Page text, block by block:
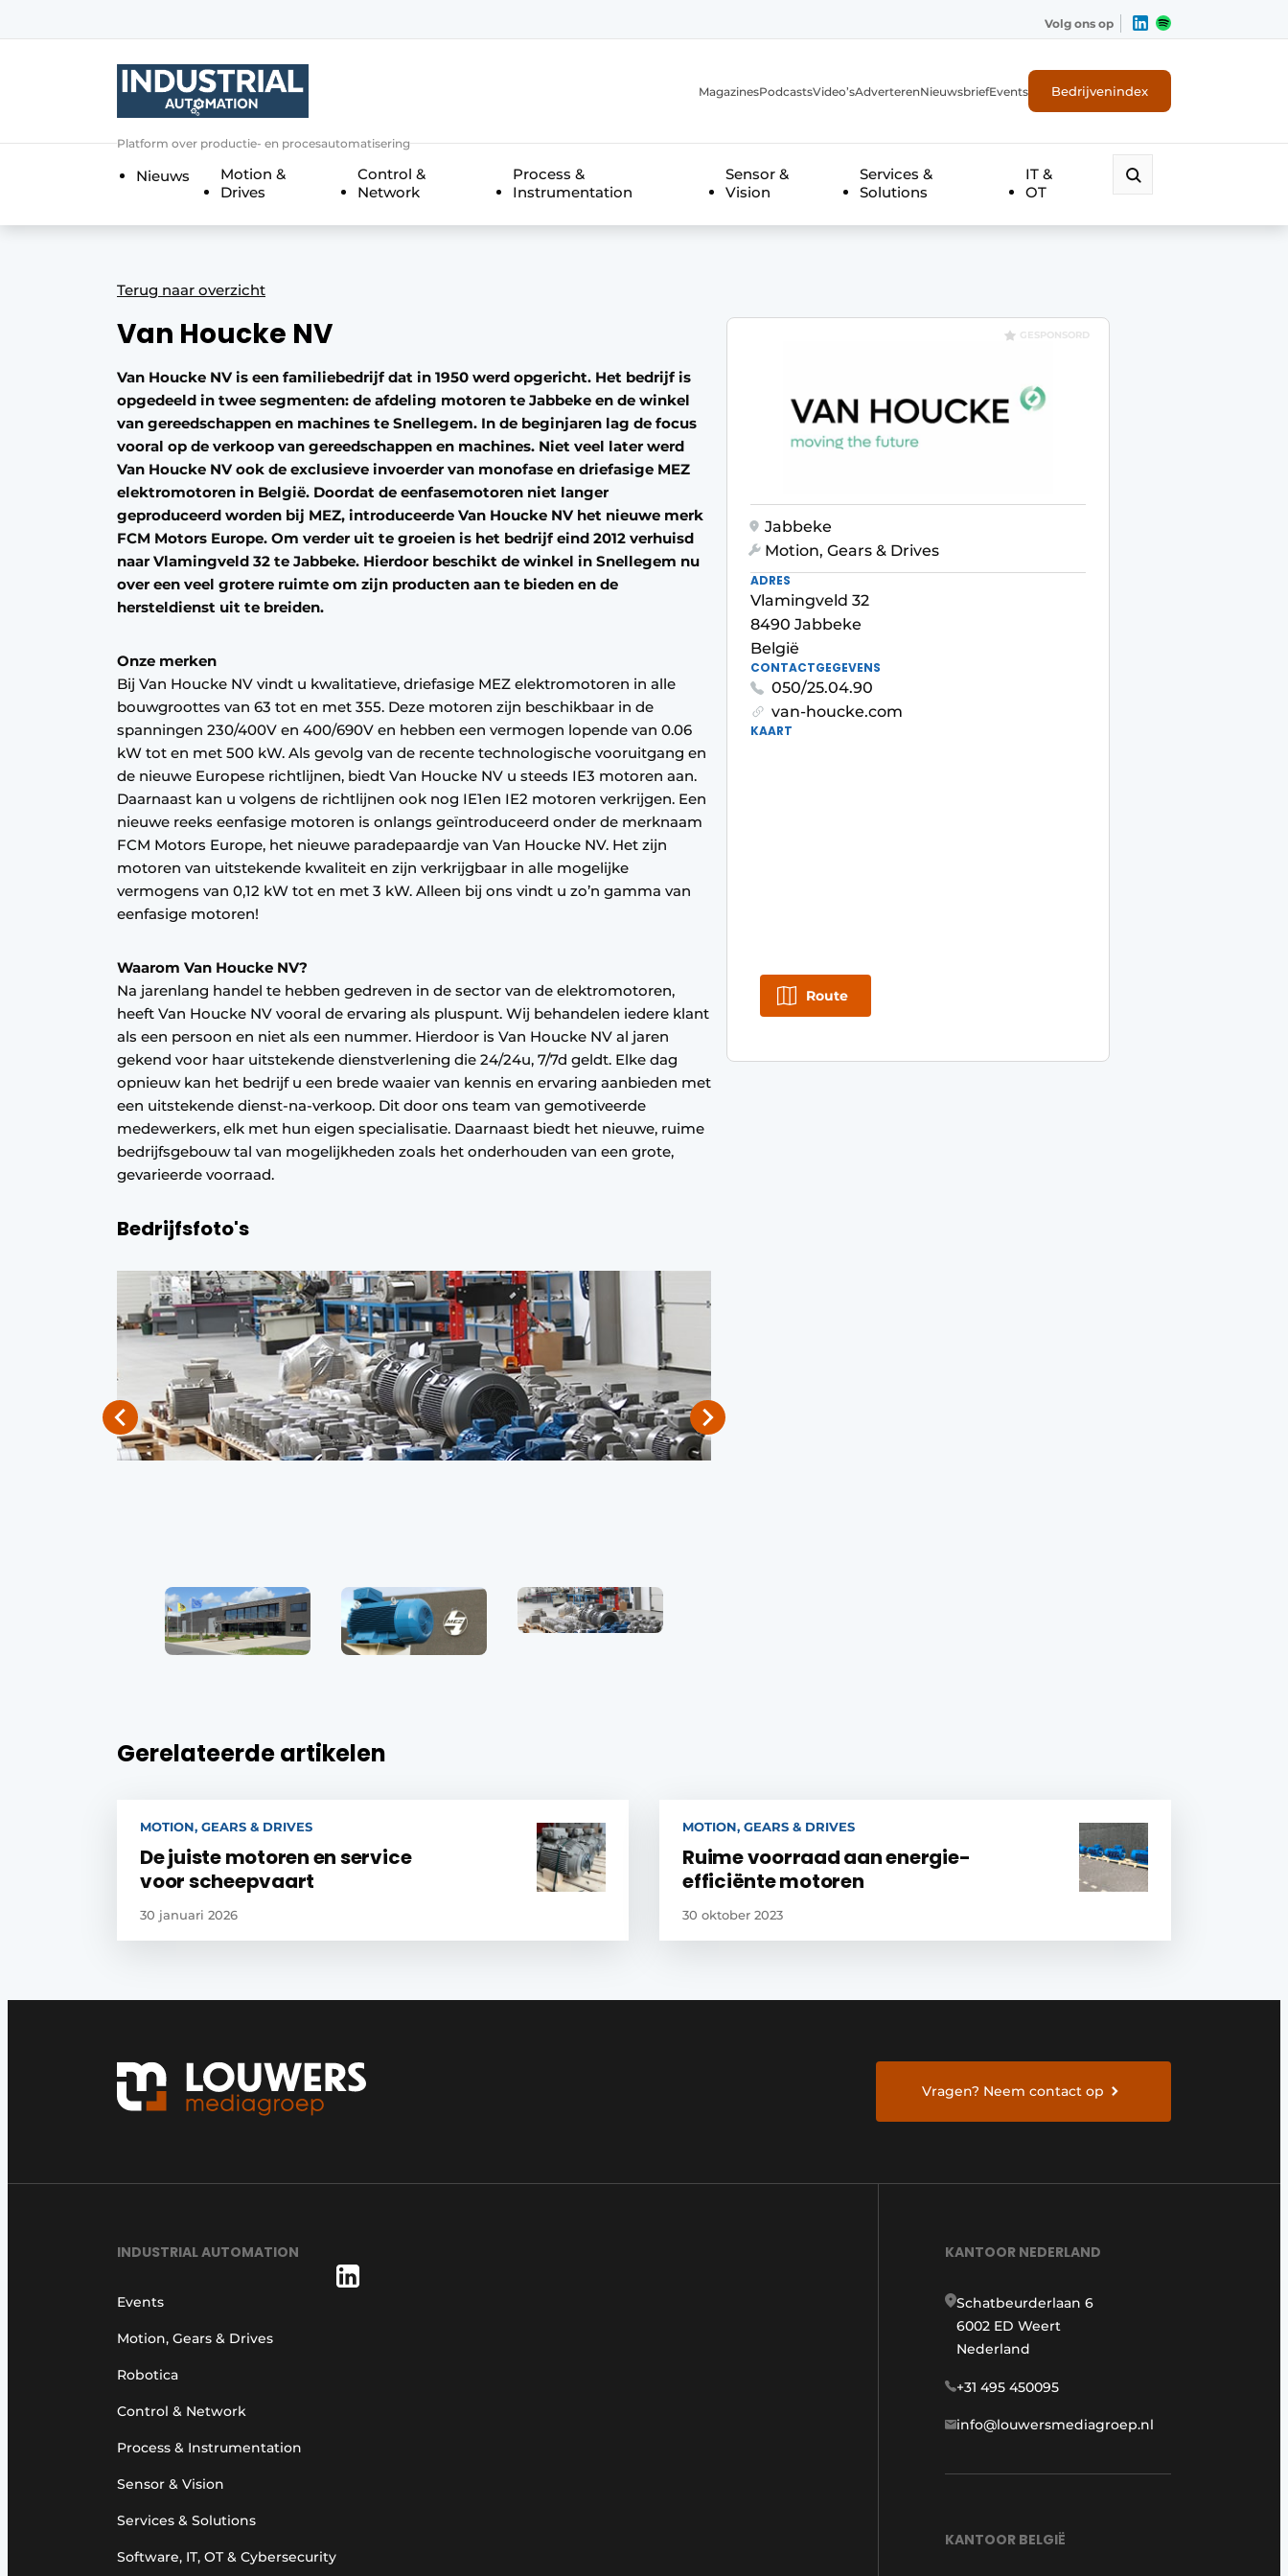
Algemene voorwaarden
Contact
Direct contact
Evenement aanmelden
Home
Nieuwsbrief
Podcasts
Privacy / Cookie statement
Vacature aanmelden
Vacatures
Video’s
Volg ons op
Platform over productie- en procesautomatisering
MagazinesPodcastsVideo’sAdverterenNieuwsbriefEvents Bedrijvenindex
Nieuws
Motion &
Drives
Control &
Network
Process &
Instrumentation
Sensor &
Vision
Services &
Solutions
IT &
OT
Terug naar overzicht
Van Houcke NV
Van Houcke NV is een familiebedrijf dat in 1950 werd opgericht. Het bedrijf is
opgedeeld in twee segmenten: de afdeling motoren te Jabbeke en de winkel
van gereedschappen en machines te Snellegem. In de beginjaren lag de focus
vooral op de verkoop van gereedschappen en machines. Niet veel later werd
Van Houcke NV ook de exclusieve invoerder van monofase en driefasige MEZ
elektromotoren in België. Doordat de eenfasemotoren niet langer
geproduceerd worden bij MEZ, introduceerde Van Houcke NV het nieuwe merk
FCM Motors Europe. Om verder uit te groeien is het bedrijf eind 2012 verhuisd
naar Vlamingveld 32 te Jabbeke. Hierdoor beschikt de winkel in Snellegem nu
over een veel grotere ruimte om zijn producten aan te bieden en de
hersteldienst uit te breiden.
Onze merken
Bij Van Houcke NV vindt u kwalitatieve, driefasige MEZ elektromotoren in alle
bouwgroottes van 63 tot en met 355. Deze motoren zijn beschikbaar in de
spanningen 230/400V en 400/690V en hebben een vermogen lopende van 0.06
kW tot en met 500 kW. Als gevolg van de recente technologische vooruitgang en
de nieuwe Europese richtlijnen, biedt Van Houcke NV u steeds IE3 motoren aan.
Daarnaast kan u volgens de richtlijnen ook nog IE1en IE2 motoren verkrijgen. Een
nieuwe reeks eenfasige motoren is onlangs geïntroduceerd onder de merknaam
FCM Motors Europe, het nieuwe paradepaardje van Van Houcke NV. Het zijn
motoren van uitstekende kwaliteit en zijn verkrijgbaar in alle mogelijke
vermogens van 0,12 kW tot en met 3 kW. Alleen bij ons vindt u zo’n gamma van
eenfasige motoren!
Waarom Van Houcke NV?
Na jarenlang handel te hebben gedreven in de sector van de elektromotoren,
heeft Van Houcke NV vooral de ervaring als pluspunt. Wij behandelen iedere klant
als een persoon en niet als een nummer. Hierdoor is Van Houcke NV al jaren
gekend voor haar uitstekende dienstverlening die 24/24u, 7/7d geldt. Elke dag
opnieuw kan het bedrijf u een brede waaier van kennis en ervaring aanbieden met
een uitstekende dienst-na-verkoop. Dit door ons team van gemotiveerde
medewerkers, elk met hun eigen specialisatie. Daarnaast biedt het nieuwe, ruime
bedrijfsgebouw tal van mogelijkheden zoals het onderhouden van een grote,
gevarieerde voorraad.
Bedrijfsfoto's
GESPONSORD
Jabbeke
Motion, Gears & Drives
ADRES
Vlamingveld 32
8490 Jabbeke
België
CONTACTGEGEVENS
050/25.04.90
van-houcke.com
KAART
Route
Gerelateerde artikelen
MOTION, GEARS & DRIVES
De juiste motoren en service
voor scheepvaart
30 januari 2026
MOTION, GEARS & DRIVES
Ruime voorraad aan energie-
efficiënte motoren
30 oktober 2023
Vragen? Neem contact op
INDUSTRIAL AUTOMATION
Events
Motion, Gears & Drives
Robotica
Control & Network
Process & Instrumentation
Sensor & Vision
Services & Solutions
Software, IT, OT & Cybersecurity
KANTOOR NEDERLAND
Schatbeurderlaan 6
6002 ED Weert
Nederland
+31 495 450095
info@louwersmediagroep.nl
KANTOOR BELGIË